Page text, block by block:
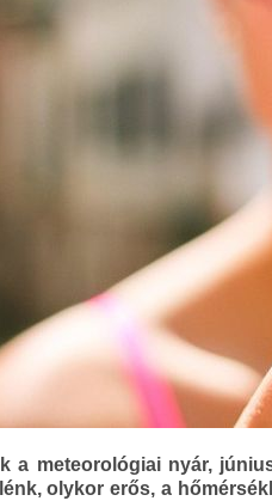
a meteorológiai nyár,
olykor erős, a